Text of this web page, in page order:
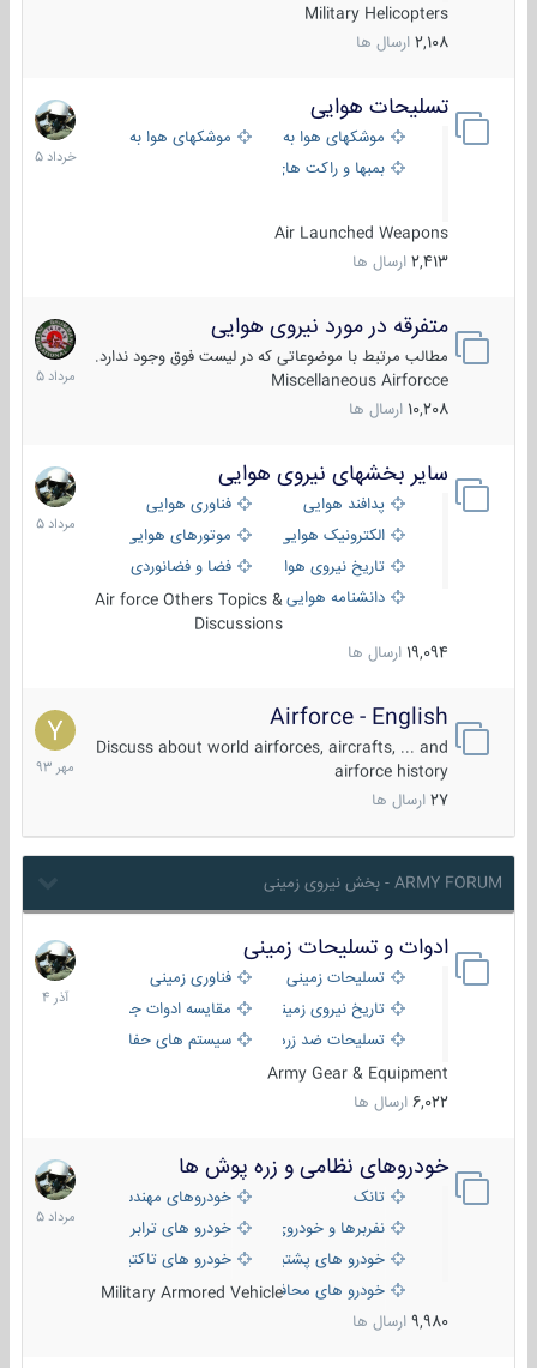
Military Helicopters
2,108 ارسال ها
تسلیحات هوایی
موشکهای هوا به هوا
موشکهای هوا به سطح
بمبها و راکت های هوایی
Air Launched Weapons
2,413 ارسال ها
30
خرداد
1405
متفرقه در مورد نیروی هوایی
مطالب مرتبط با موضوعاتی که در لیست فوق وجود ندارد.
Miscellaneous Airforcce
10,208 ارسال ها
7
مرداد
1405
سایر بخشهای نیروی هوایی
پدافند هوایی
فناوری هوایی
الکترونیک هوایی
موتورهای هوایی
تاریخ نیروی هوایی
فضا و فضانوردی
دانشنامه هواییAir force Others Topics &
Discussions
19,094 ارسال ها
2
مرداد
1405
Airforce - English
Discuss about world airforces, aircrafts, ... and
airforce history
27 ارسال ها
15
مهر
1393
ARMY FORUM - بخش نیروی زمینی
ادوات و تسلیحات زمینی
تسلیحات زمینی
فناوری زمینی
تاریخ نیروی زمینی
مقایسه ادوات جنگی
تسلیحات ضد زره
سیستم های حفاظت فعال
Army Gear & Equipment
6,022 ارسال ها
21
آذر
1404
خودروهای نظامی و زره پوش ها
تانک
خودروهای مهندسی
نفربرها و خودروی های رزمی پیاده نظام
خودرو های ترابری نظامی
خودرو های پشتیبانی آتش ، شناسایی و ضد تانک
خودرو های تاکتیکی نظامی
خودرو های محافظت شدهMilitary Armored Vehicle
9,980 ارسال ها
2
مرداد
1405